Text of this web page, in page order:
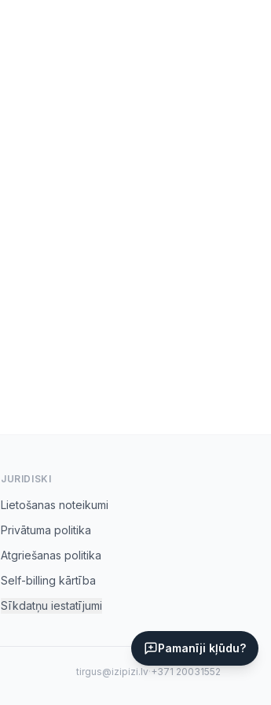
Pamanīji kļūdu?
JURIDISKI
Lietošanas noteikumi
Privātuma politika
Atgriešanas politika
Self-billing kārtība
Sīkdatņu iestatījumi
tirgus@izipizi.lv·+371 20031552